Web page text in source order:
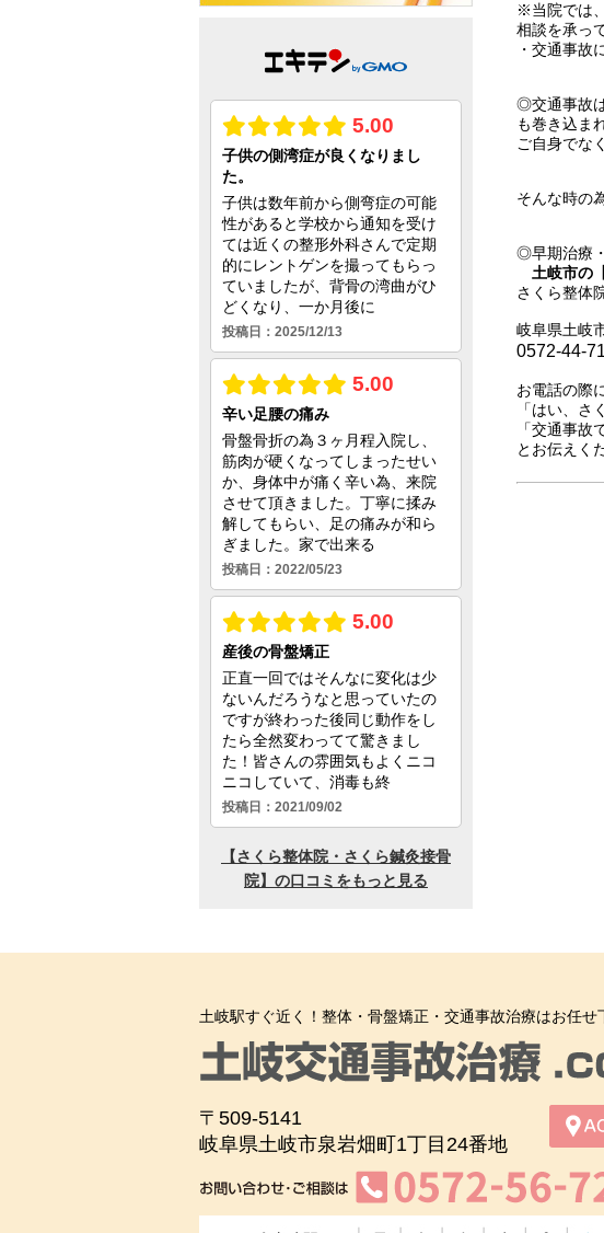
※当院では
相談を承っ
・交通事故
◎交通事故
も巻き込ま
ご自身でな
そんな時の
◎早期治療
土岐市の
さくら整体
岐阜県土岐
0572-44-
お電話の際に
「はい、さ
「交通事故
とお伝えく
土岐駅すぐ近く！整体・骨盤矯正・交通事故治療はお任せ
〒509-5141
岐阜県土岐市泉岩畑町1丁目24番地